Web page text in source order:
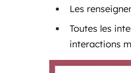
Les
Toutes les
interactions